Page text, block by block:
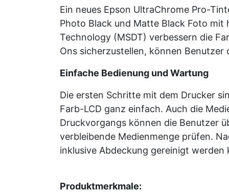
Ein neues Epson UltraChrome Pro-
Photo Black und Matte Black Foto
Technology (MSDT) verbessern die
Ons sicherzustellen, können
Einfache Bedienung und Wartung
Die ersten Schritte mit dem Drucker
Farb-LCD ganz einfach. Auch die
Druckvorgangs können die Benutzer
verbleibende Medienmenge prüfen.
inklusive Abdeckung gereinigt
Produktmerkmale: